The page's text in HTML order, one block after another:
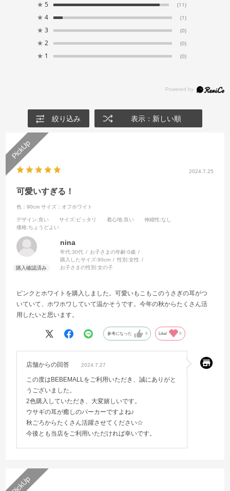
★ 5 (11)
★ 4 (1)
★ 3 (0)
★ 2 (0)
★ 1 (0)
絞り込み 表示：新しい順
2024.7.25
可愛いすぎる！
色：90cm サイズ：オフホワイト
デザイン:良い サイズ:ピッタリ 着心地:良い 伸縮性:なし
価格:ちょうどよい
nina
年代:30代 お子さまの年齢:0歳
購入したサイズ:90cm 性別:女性
お子さまの性別:女の子
ピンクとホワイトを購入しました。可愛いもこもこのうさぎの耳がつ
いていて、ホワホワしていて温かそうです。今年の秋からたくさん活
用したいと思います。
参考になった 0 Like! 0
店舗からの回答 2024.7.27
この度はBEBEMALLをご利用いただき、誠にありがと
うございました。
2色購入していただき、大変嬉しいです。
ウサギの耳が癒しのパーカーですよね♪
秋ごろからたくさん活躍させてください☆
今後とも当店をご利用いただければ幸いです。